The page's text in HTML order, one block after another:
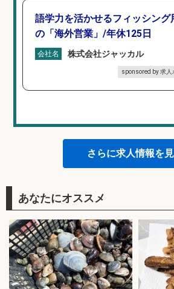
語学力を活かせるフィッシング
の「海外営業」/年休125日
会社名 株式会社ジャッカル
sponsored by 求人
さらに求人情報を
あなたにオススメ